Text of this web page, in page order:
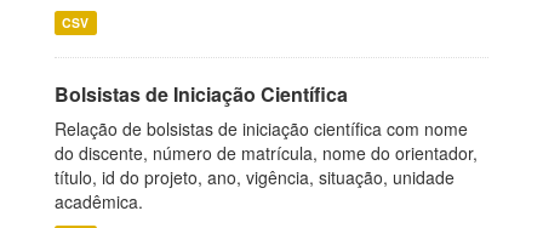
CSV
Bolsistas de Iniciação Científica
Relação de bolsistas de iniciação científica com nome
do discente, número de matrícula, nome do orientador,
título, id do projeto, ano, vigência, situação, unidade
acadêmica.